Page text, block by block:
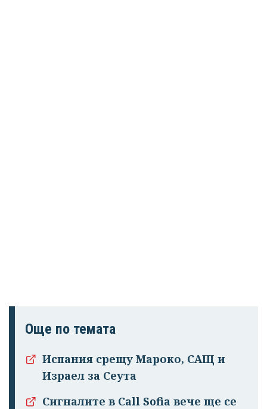
Още по темата
Испания срещу Мароко, САЩ и
Израел за Сеута
Сигналите в Call Sofia вече ще се